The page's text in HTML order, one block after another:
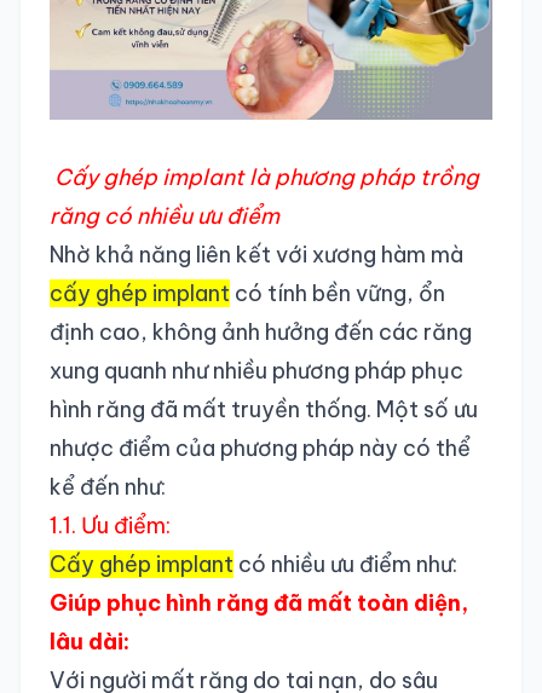
Cấy ghép implant là phương pháp trồng
răng có nhiều ưu điểm
Nhờ khả năng liên kết với xương hàm mà
cấy ghép implant có tính bền vững, ổn
định cao, không ảnh hưởng đến các răng
xung quanh như nhiều phương pháp phục
hình răng đã mất truyền thống. Một số ưu
nhược điểm của phương pháp này có thể
kể đến như:
1.1. Ưu điểm:
Cấy ghép implant có nhiều ưu điểm như:
Giúp phục hình răng đã mất toàn diện,
lâu dài:
Với người mất răng do tai nạn, do sâu